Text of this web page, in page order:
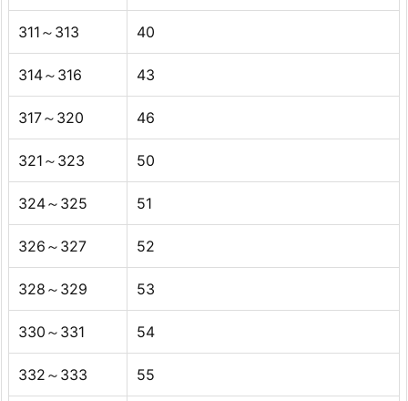
311～313 40
314～316 43
317～320 46
321～323 50
324～325 51
326～327 52
328～329 53
330～331 54
332～333 55